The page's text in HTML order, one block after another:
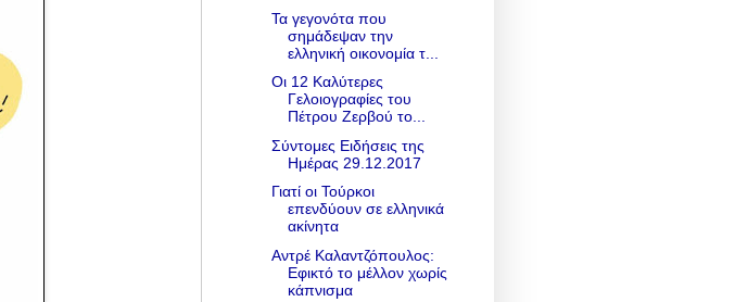
Τα γεγονότα που
σημάδεψαν την
ελληνική οικονομία τ...
Οι 12 Καλύτερες
Γελοιογραφίες του
Πέτρου Ζερβού το...
Σύντομες Ειδήσεις της
Ημέρας 29.12.2017
Γιατί οι Τούρκοι
επενδύουν σε ελληνικά
ακίνητα
Αντρέ Καλαντζόπουλος:
Εφικτό το μέλλον χωρίς
κάπνισμα